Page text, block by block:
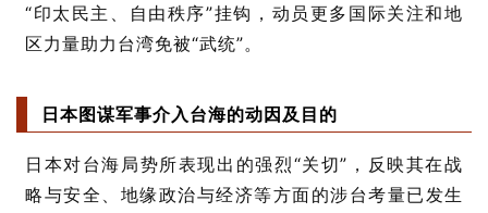
“印太民主、自由秩序”挂钩，动员更多国际关注和地
区力量助力台湾免被“武统”。
日本图谋军事介入台海的动因及目的
日本对台海局势所表现出的强烈“关切”，反映其在战
略与安全、地缘政治与经济等方面的涉台考量已发生